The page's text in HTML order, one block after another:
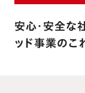
安心・安全な
ッド事業のこ